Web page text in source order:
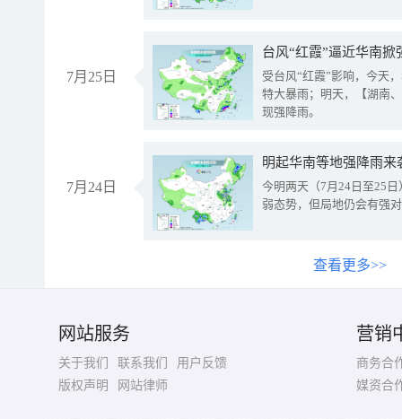
7月25日
台风“红霞”逼近华南
受台风“红霞”影响，今天
特大暴雨；明天，【湖南
现强降雨。
7月24日
明起华南等地强降雨
今明两天（7月24日至25
弱态势，但局地仍会有强
查看更多>>
网站服务
关于我们 联系我们
用户反馈
版权声明
网站律师
营销
商务合
媒资合